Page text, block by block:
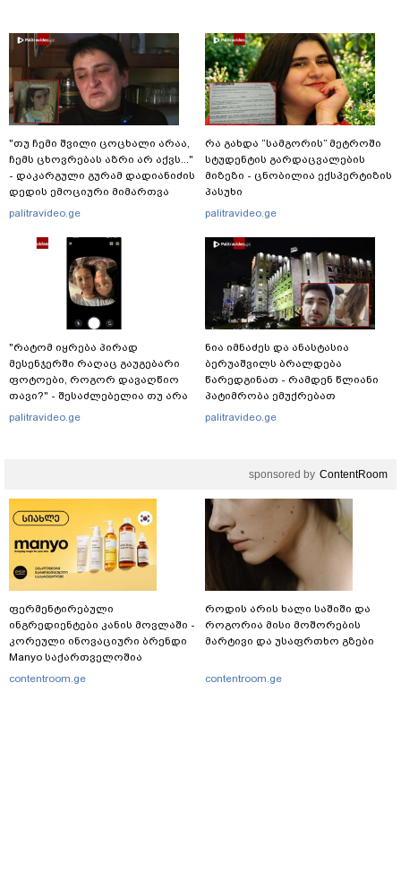
"თუ ჩემი შვილი ცოცხალი არაა,
ჩემს ცხოვრებას აზრი არ აქვს..."
- დაკარგული გურამ დადიანიძის
დედის ემოციური მიმართვა
palitravideo.ge
"რატომ იყრება პირად
მესენჯერში რაღაც გაუგებარი
ფოტოები, როგორ დავაღწიო
თავი?" - შესაძლებელია თუ არა
ამ ფუნქციის წაშლა?
palitravideo.ge
რა გახდა “სამგორის” მეტროში
სტუდენტის გარდაცვალების
მიზეზი - ცნობილია ექსპერტიზის
პასუხი
palitravideo.ge
ნია იმნაძეს და ანასტასია
ბერუაშვილს ბრალდება
წარედგინათ - რამდენ წლიანი
პატიმრობა ემუქრებათ
არასრულწლოვნებს?
palitravideo.ge
sponsored by ContentRoom
ფერმენტირებული
ინგრედიენტები კანის მოვლაში -
კორეული ინოვაციური ბრენდი
Manyo საქართველოშია
contentroom.ge
როდის არის ხალი საშიში და
როგორია მისი მოშორების
მარტივი და უსაფრთხო გზები
contentroom.ge